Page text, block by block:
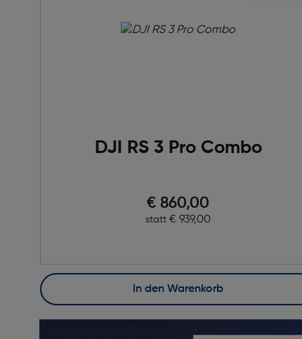
DJI RS 3 Pro Combo
Preis nach Rabatts
€ 860,00
statt Ursprünglicher Preis
€ 939,00
In den Warenkorb